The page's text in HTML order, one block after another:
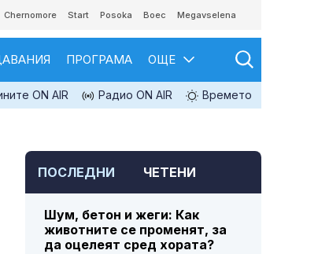
Chernomore Start Posoka Boec Megavselena
ПРОГРАМА ОЩЕ
ON AIR Радио ON AIR Времето
ПОСЛЕДНИ ЧЕТЕНИ
Шум, бетон и жеги: Как
животните се променят, за
да оцелеят сред хората?